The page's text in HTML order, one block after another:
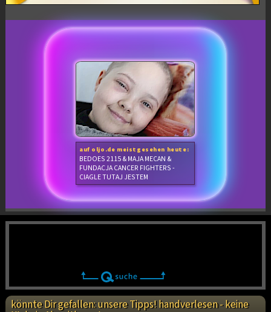
auf oljo.de meistgesehen heute:
BEDOES 2115 & MAJA MECAN &
FUNDACJA CANCER FIGHTERS -
CIAGLE TUTAJ JESTEM
könnte Dir gefallen: unsere Tipps! handverlesen - keine